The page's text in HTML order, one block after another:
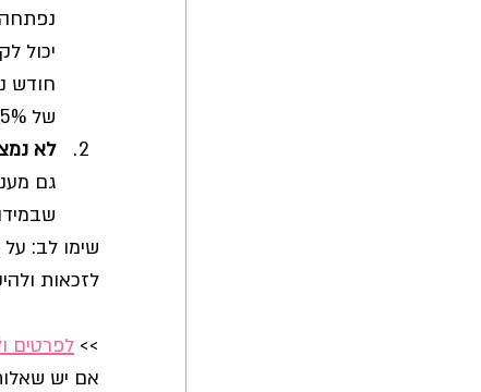
חודש
של 25% בלבד במקום 40% במחזור הפעילות בהשוואה לחודשים אלו בשנת 2019.
לא
שימו לב:
לזכאות
>> לפרטים
אם יש